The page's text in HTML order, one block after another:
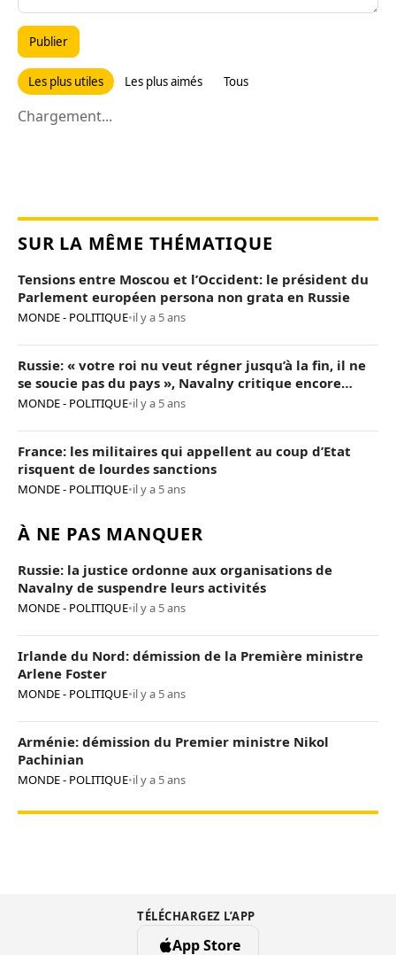
Publier
Les plus utiles Les plus aimés Tous
Chargement...
SUR LA MÊME THÉMATIQUE
Tensions entre Moscou et l’Occident: le président du
Parlement européen persona non grata en Russie
MONDE - POLITIQUE•il y a 5 ans
Russie: « votre roi nu veut régner jusqu’à la fin, il ne
se soucie pas du pays », Navalny critique encore
Poutine
MONDE - POLITIQUE•il y a 5 ans
France: les militaires qui appellent au coup d’Etat
risquent de lourdes sanctions
MONDE - POLITIQUE•il y a 5 ans
À NE PAS MANQUER
Russie: la justice ordonne aux organisations de
Navalny de suspendre leurs activités
MONDE - POLITIQUE•il y a 5 ans
Irlande du Nord: démission de la Première ministre
Arlene Foster
MONDE - POLITIQUE•il y a 5 ans
Arménie: démission du Premier ministre Nikol
Pachinian
MONDE - POLITIQUE•il y a 5 ans
TÉLÉCHARGEZ L’APP
App Store